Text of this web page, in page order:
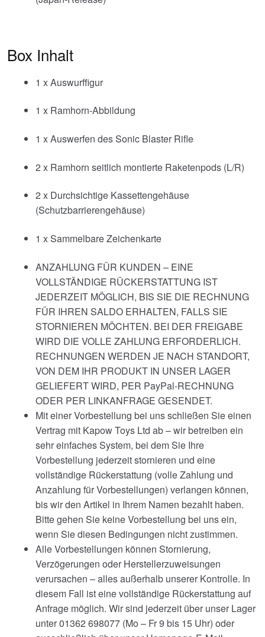
Box Inhalt
1 x Auswurffigur
1 x Ramhorn-Abbildung
1 x Auswerfen des Sonic Blaster Rifle
2 x Ramhorn seitlich montierte Raketenpods (L/R)
2 x Durchsichtige Kassettengehäuse
(Schutzbarrierengehäuse)
1 x Sammelbare Zeichenkarte
ANZAHLUNG FÜR KUNDEN – EINE
VOLLSTÄNDIGE RÜCKERSTATTUNG IST
JEDERZEIT MÖGLICH, BIS SIE DIE RECHNUNG
FÜR IHREN SALDO ERHALTEN, FALLS SIE
STORNIEREN MÖCHTEN. BEI DER FREIGABE
WIRD DIE VOLLE ZAHLUNG ERFORDERLICH.
RECHNUNGEN WERDEN JE NACH STANDORT,
VON DEM IHR PRODUKT IN UNSER LAGER
GELIEFERT WIRD, PER PayPal-RECHNUNG
ODER PER LINKANFRAGE GESENDET.
Mit einer Vorbestellung bei uns schließen Sie einen
Vertrag mit Kapow Toys Ltd ab – wir betreiben ein
sehr einfaches System, bei dem Sie Ihre
Vorbestellung jederzeit stornieren und eine
vollständige Rückerstattung (volle Zahlung und
Anzahlung für Vorbestellungen) verlangen können,
bis wir den Artikel in Ihrem Namen bezahlt haben.
Bitte gehen Sie keine Vorbestellung bei uns ein,
wenn Sie diesen Bedingungen nicht zustimmen.
Alle Vorbestellungen können Stornierung,
Verzögerungen oder Herstellerzuweisungen
verursachen – alles außerhalb unserer Kontrolle. In
diesem Fall ist eine vollständige Rückerstattung auf
Anfrage möglich. Wir sind jederzeit über unser Lager
unter 01362 698077 (Mo – Fr 9 bis 15 Uhr) oder